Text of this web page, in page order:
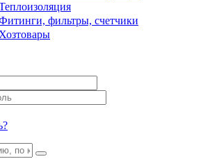
фильтры, счетчики
Хозтовары